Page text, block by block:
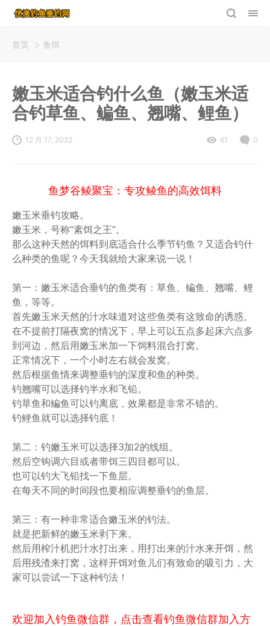
首页 鱼饵
嫩玉米适合钓什么鱼（嫩玉米适
合钓草鱼、鳊鱼、翘嘴、鲤鱼）
12 月 17, 2022 61 0
鱼梦谷鲮聚宝：专攻鲮鱼的高效饵料
嫩玉米垂钓攻略。
嫩玉米，号称“素饵之王”。
那么这种天然的饵料到底适合什么季节钓鱼？又适合钓什
么种类的鱼呢？今天我就给大家来说一说！
第一：嫩玉米适合垂钓的鱼类有：草鱼、鳊鱼、翘嘴、鲤
鱼，等等。
首先嫩玉米天然的汁水味道对这些鱼类有这致命的诱惑。
在不提前打隔夜窝的情况下，早上可以五点多起床六点多
到河边，然后用嫩玉米加一下饲料混合打窝。
正常情况下，一个小时左右就会发窝。
然后根据鱼情来调整垂钓的深度和鱼的种类。
钓翘嘴可以选择钓半水和飞铅。
钓草鱼和鳊鱼可以钓离底，效果都是非常不错的。
钓鲤鱼就可以选择钓底！
第二：钓嫩玉米可以选择3加2的线组。
然后空钩调六目或者带饵三四目都可以。
也可以钓大飞铅找一下鱼层。
在每天不同的时间段也要相应调整垂钓的鱼层。
第三：有一种非常适合嫩玉米的钓法。
就是把新鲜的嫩玉米剥下来。
然后用榨汁机把汁水打出来，用打出来的汁水来开饵，然
后用残渣来打窝，这样开饵对鱼儿们有致命的吸引力，大
家可以尝试一下这种钓法！
欢迎加入钓鱼微信群，点击查看钓鱼微信群加入方